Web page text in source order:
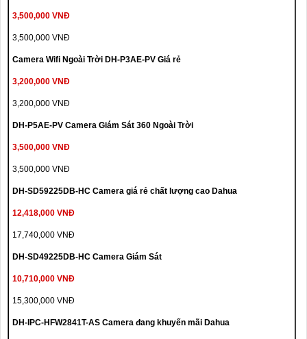
3,500,000 VNĐ
3,500,000 VNĐ
Camera Wifi Ngoài Trời DH-P3AE-PV Giá rẻ
3,200,000 VNĐ
3,200,000 VNĐ
DH-P5AE-PV Camera Giám Sát 360 Ngoài Trời
3,500,000 VNĐ
3,500,000 VNĐ
DH-SD59225DB-HC Camera giá rẻ chất lượng cao Dahua
12,418,000 VNĐ
17,740,000 VNĐ
DH-SD49225DB-HC Camera Giám Sát
10,710,000 VNĐ
15,300,000 VNĐ
DH-IPC-HFW2841T-AS Camera đang khuyến mãi Dahua